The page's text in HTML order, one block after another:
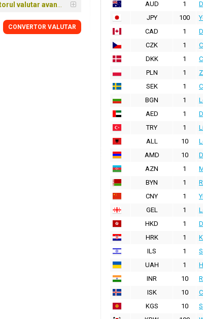
AUD
1
JPY
100
CAD
1
CZK
1
DKK
1
PLN
1
SEK
1
BGN
1
AED
1
TRY
1
ALL
10
AMD
10
AZN
1
BYN
1
CNY
1
GEL
1
HKD
1
HRK
1
ILS
1
UAH
1
INR
10
ISK
10
KGS
10
valutar avansat
CONVERTOR VALUTAR